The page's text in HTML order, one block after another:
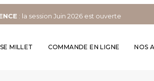
: la session Juin 2026 est ouverte
MILLET COMMANDE EN LIGNE NOS